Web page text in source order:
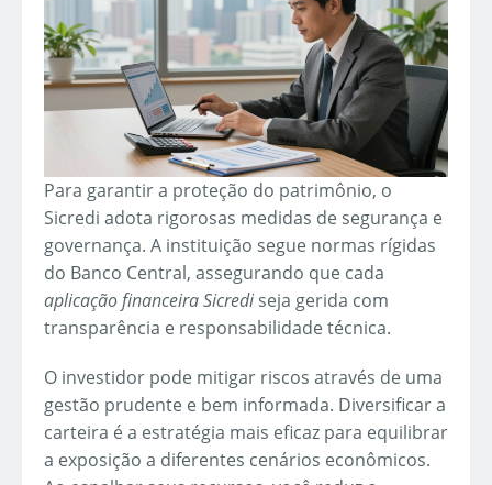
Para garantir a proteção do patrimônio, o
Sicredi adota rigorosas medidas de segurança e
governança. A instituição segue normas rígidas
do Banco Central, assegurando que cada
aplicação financeira Sicrediseja gerida com
transparência e responsabilidade técnica.
O investidor pode mitigar riscos através de uma
gestão prudente e bem informada. Diversificar a
carteira é a estratégia mais eficaz para equilibrar
a exposição a diferentes cenários econômicos.